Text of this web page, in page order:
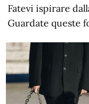
Fatevi ispirare
Guardate queste